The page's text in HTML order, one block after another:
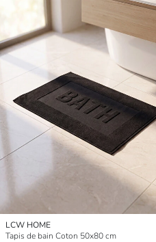
LCW HOME
Tapis de bain Coton 50x80 cm